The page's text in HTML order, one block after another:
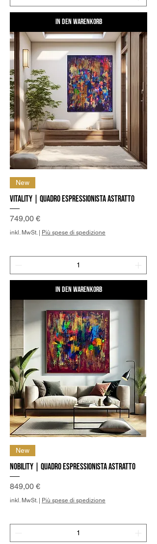
In den Warenkorb
New
Vitality | Quadro Espressionista Astratto
Preis
749,00 €
inkl. MwSt.| Più spese di spedizione
In den Warenkorb
New
Nobility | Quadro Espressionista Astratto
Preis
849,00 €
inkl. MwSt. | Più spese di spedizione